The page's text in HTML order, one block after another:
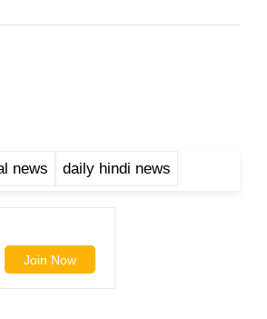
news daily hindi news